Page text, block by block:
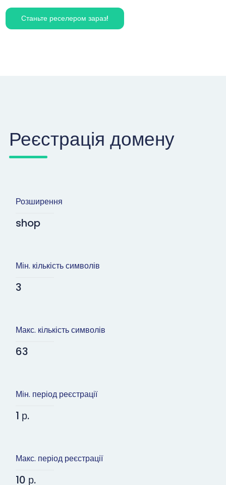
Станьте реселером зараз!
Реєстрація домену
Розширення
shop
Мін. кількість символів
3
Макс. кількість символів
63
Мін. період реєстрації
1 р.
Макс. період реєстрації
10 р.